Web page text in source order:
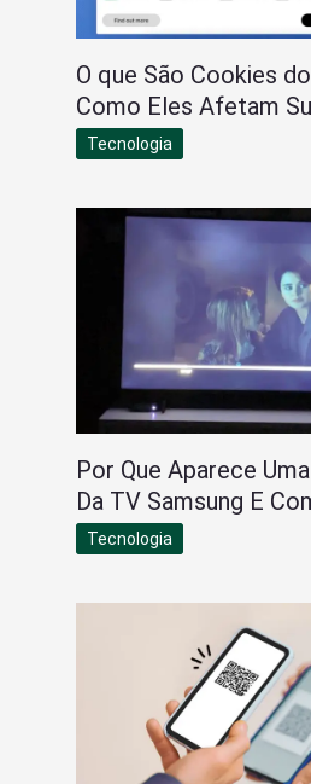
O que São Cookies
Como Eles Afetam
Tecnologia
Por Que Aparece
Da TV Samsung E
Tecnologia